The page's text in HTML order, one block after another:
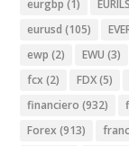
eurgbp (1) EURILS
eurusd (105)
ewp (2) EWU (3)
fcx (2) FDX(5)
financiero (932)
Forex (913)